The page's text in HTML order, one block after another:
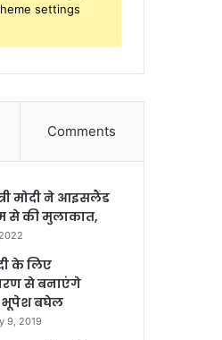
settings
Comments
मोदी ने आइसलैंड
से की मुलाकात,
के लिए
से बनाएंगे
भूपेश बघेल
9, 2019